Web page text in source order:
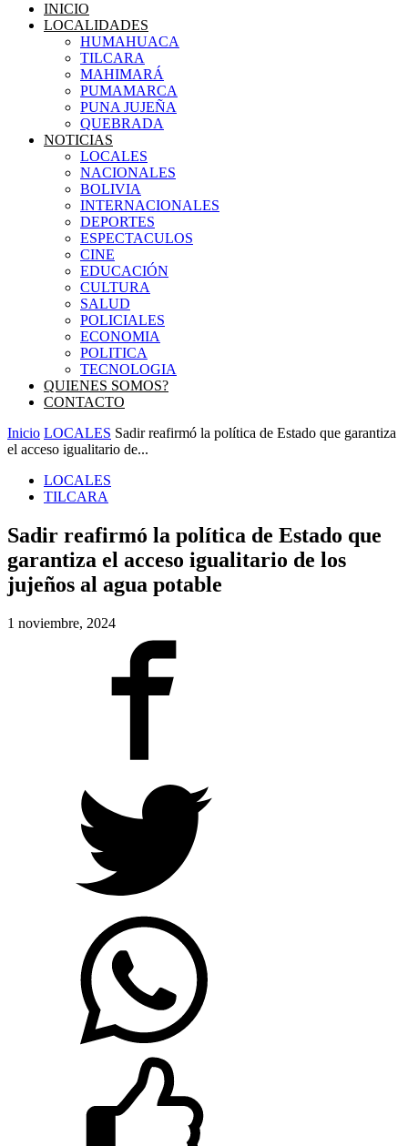
INICIO
LOCALIDADES
HUMAHUACA
TILCARA
MAHIMARÁ
PUMAMARCA
PUNA JUJEÑA
QUEBRADA
NOTICIAS
LOCALES
NACIONALES
BOLIVIA
INTERNACIONALES
DEPORTES
ESPECTACULOS
CINE
EDUCACIÓN
CULTURA
SALUD
POLICIALES
ECONOMIA
POLITICA
TECNOLOGIA
QUIENES SOMOS?
CONTACTO
Inicio LOCALES Sadir reafirmó la política de Estado que garantiza
el acceso igualitario de...
LOCALES
TILCARA
Sadir reafirmó la política de Estado que
garantiza el acceso igualitario de los
jujeños al agua potable
1 noviembre, 2024